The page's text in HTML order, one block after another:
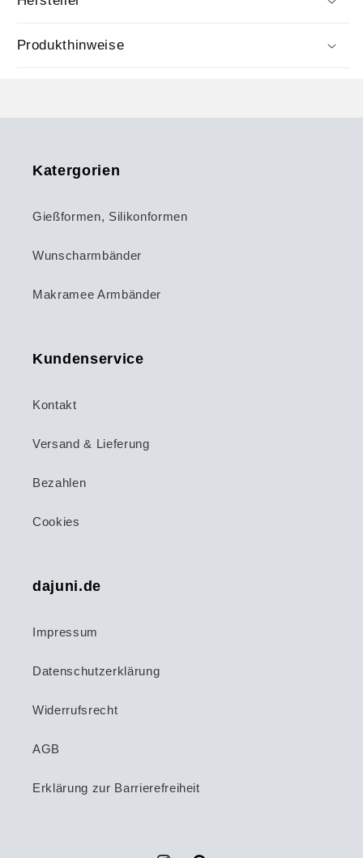
Produkthinweise
Katergorien
Gießformen, Silikonformen
Wunscharmbänder
Makramee Armbänder
Kundenservice
Kontakt
Versand & Lieferung
Bezahlen
Cookies
dajuni.de
Impressum
Datenschutzerklärung
Widerrufsrecht
AGB
Erklärung zur Barrierefreiheit